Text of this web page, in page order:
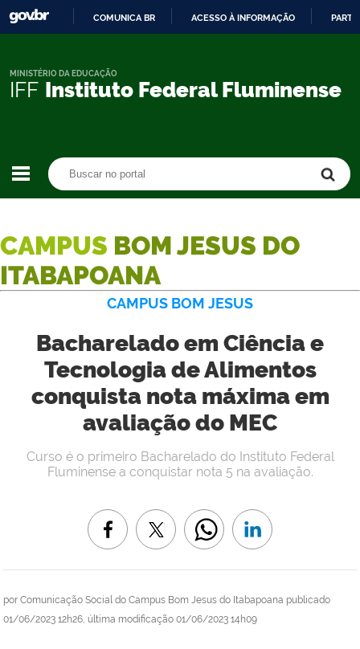
CONTEÚDO
COMUNICA BR ACESSO À INFORMAÇÃO
IFF Instituto Federal Fluminense
MINISTÉRIO DA EDUCAÇÃO
CAMPUS BOM JESUS DO
ITABAPOANA
CAMPUS BOM JESUS
Bacharelado em Ciência e
Tecnologia de Alimentos
conquista nota máxima em
avaliação do MEC
por Comunicação Social do Campus Bom Jesus do Itabapoana publicado
01/06/2023 12h26, última modificação 01/06/2023 14h09
Curso é o primeiro Bacharelado do Instituto Federal
Fluminense a conquistar nota 5 na avaliação.